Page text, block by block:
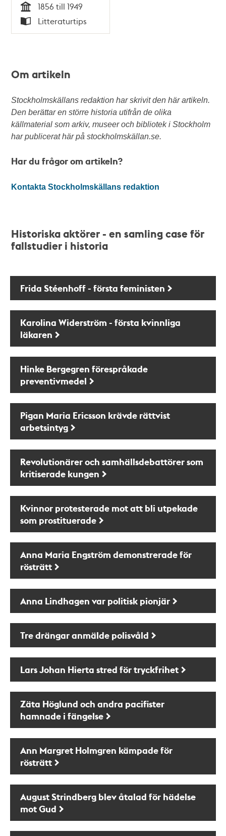
Tid
1856 till 1949
Typ
Litteraturtips
Om artikeln
Stockholmskällans redaktion har skrivit den här artikeln.
Den berättar en större historia utifrån de olika
källmaterial som arkiv, museer och bibliotek i Stockholm
har publicerat här på stockholmskällan.se.
Har du frågor om artikeln?
Kontakta Stockholmskällans redaktion
Historiska aktörer - en samling case för
fallstudier i historia
Frida Stéenhoff - första feministen
Karolina Widerström - första kvinnliga
läkaren
Hinke Bergegren förespråkade
preventivmedel
Pigan Maria Ericsson krävde rättvist
arbetsintyg
Revolutionärer och samhällsdebattörer som
kritiserade kungen
Kvinnor protesterade mot att bli utpekade
som prostituerade
Anna Maria Engström demonstrerade för
rösträtt
Anna Lindhagen var politisk pionjär
Tre drängar anmälde polisvåld
Lars Johan Hierta stred för tryckfrihet
Zäta Höglund och andra pacifister
hamnade i fängelse
Ann Margret Holmgren kämpade för
rösträtt
August Strindberg blev åtalad för hädelse
mot Gud